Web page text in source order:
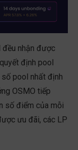
nhận được
định pool
pool nhất định
OSMO tiếp
số điểm của mỗi
ưu đãi, các LP